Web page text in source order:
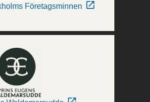
Företagsminnen